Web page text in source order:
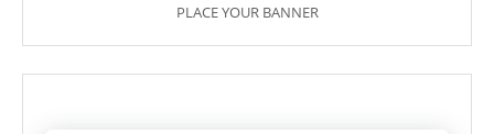
PLACE YOUR BANNER